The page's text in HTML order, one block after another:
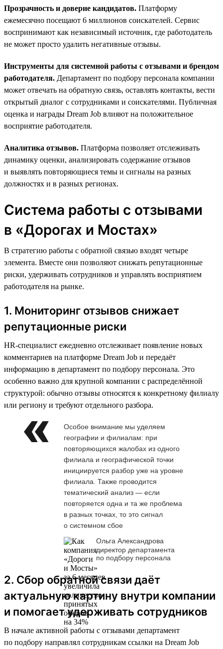
Прозрачность и доверие кандидатов. Платформу
ежемесячно посещают 6 миллионов соискателей. Сервис
воспринимают как независимый источник, где работодатель
не может просто удалить негативные отзывы.
Инструменты для системной работы с отзывами и брендом
работодателя. Департамент по подбору персонала компании
может отвечать на обратную связь, оставлять контакты, вести
открытый диалог с сотрудниками и соискателями. Публичная
оценка и награды Dream Job влияют на положительное
восприятие работодателя.
Аналитика отзывов. Платформа позволяет отслеживать
динамику оценки, анализировать содержание отзывов
и выявлять повторяющиеся темы и сигналы на разных
должностях и в разных регионах.
Система работы с отзывами
в «Дорогах и Мостах»
В стратегию работы с обратной связью входят четыре
элемента. Вместе они позволяют снижать репутационные
риски, удерживать сотрудников и управлять восприятием
работодателя на рынке.
1. Мониторинг отзывов снижает
репутационные риски
HR-специалист ежедневно отслеживает появление новых
комментариев на платформе Dream Job и передаёт
информацию в департамент по подбору персонала. Это
особенно важно для крупной компании с распределённой
структурой: обычно отзывы относятся к конкретному филиалу
или региону и требуют отдельного разбора.
Особое внимание мы уделяем
географии и филиалам: при
повторяющихся жалобах из одного
филиала и географической точки
инициируется разбор уже на уровне
филиала. Также проводится
тематический анализ — если
повторяется одна и та же проблема
в разных точках, то это сигнал
о системном сбое
Ольга Александрова
директор департамента
по подбору персонала
2. Сбор обратной связи даёт
актуальную картину внутри компании
и помогает удерживать сотрудников
В начале активной работы с отзывами департамент
по подбору направлял сотрудникам ссылки на Dream Job